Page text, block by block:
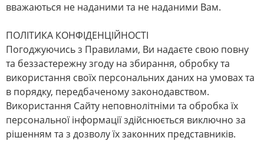
вважаються не наданими та не наданими Вам.
ПОЛІТИКА КОНФІДЕНЦІЙНОСТІ
Погоджуючись з Правилами, Ви надаєте свою повну
та беззастережну згоду на збирання, обробку та
використання своїх персональних даних на умовах та
в порядку, передбаченому законодавством.
Використання Сайту неповнолітніми та обробка їх
персональної інформації здійснюється виключно за
рішенням та з дозволу їх законних представників.